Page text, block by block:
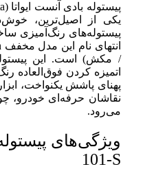
یکی از اصیل‌ترین،
/ مکش) است. این
اتمیزه کردن فوق‌العاده
پهنای پاشش یکنواخت،
نقاشان حرفه‌ای خودرو،
می‌رود.
101-S